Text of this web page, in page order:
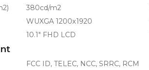
380cd/m2
WUXGA 1200x1920
10.1" FHD LCD
FCC ID, TELEC, NCC, SRRC, RCM